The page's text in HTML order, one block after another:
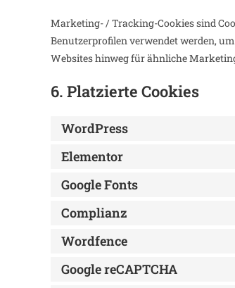
Marketing- / Tracking-Cookies sind
Benutzerprofilen verwendet werden,
Websites hinweg für ähnliche
6. Platzierte Cookies
WordPress
Elementor
Google Fonts
Complianz
Wordfence
Google reCAPTCHA